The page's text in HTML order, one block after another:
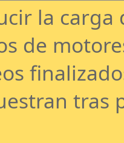
la
de
tras